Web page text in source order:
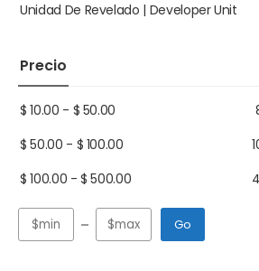
Unidad De Revelado | Developer Unit
Precio
$ 10.00 - $ 50.00
$ 50.00 - $ 100.00
$ 100.00 -$ 500.00
Go